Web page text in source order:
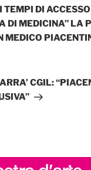
TEMPI DI
DI MEDICINA” LA
MEDICO
CGIL: